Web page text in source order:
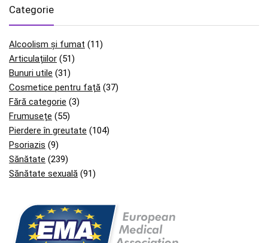
Categorie
Alcoolism și fumat (11)
Articulațiilor (51)
Bunuri utile (31)
Cosmetice pentru față (37)
Fără categorie (3)
Frumusețe (55)
Pierdere în greutate (104)
Psoriazis (9)
Sănătate (239)
Sănătate sexuală (91)